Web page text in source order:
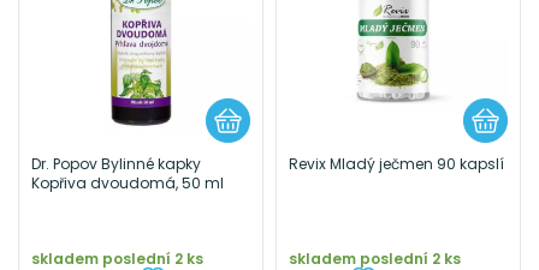
Dr. Popov Bylinné kapky
Kopřiva dvoudomá, 50 ml
skladem poslední 2 ks
Revix Mladý ječmen 90 kapslí
skladem poslední 2 ks